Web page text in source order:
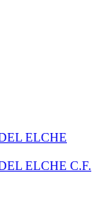
ELCHE
ELCHE C.F.